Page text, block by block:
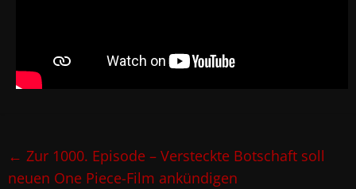
← Zur 1000. Episode – Versteckte Botschaft soll
neuen One Piece-Film ankündigen